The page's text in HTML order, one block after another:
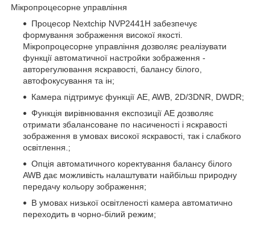
Мікропроцесорне управління
Процесор Nextchip NVP2441H забезпечує
формування зображення високої якості.
Мікропроцесорне управління дозволяє реалізувати
функції автоматичної настройки зображення -
авторегулювання яскравості, балансу білого,
автофокусування та ін;
Камера підтримує функції AE, AWB, 2D/3DNR, DWDR;
Функція вирівнювання експозиції AE дозволяє
отримати збалансоване по насиченості і яскравості
зображення в умовах високої яскравості, так і слабкого
освітлення.;
Опція автоматичного коректування балансу білого
AWB дає можливість налаштувати найбільш природну
передачу кольору зображення;
В умовах низької освітленості камера автоматично
переходить в чорно-білий режим;